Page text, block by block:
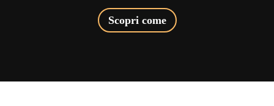
Scopri come